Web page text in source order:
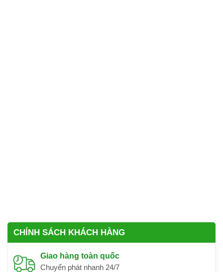
CHÍNH SÁCH KHÁCH HÀNG
Giao hàng toàn quốc
Chuyển phát nhanh 24/7